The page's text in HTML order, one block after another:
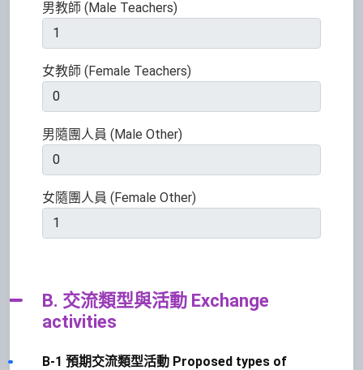
男教師 (Male Teachers)
女教師 (Female Teachers)
男隨團人員 (Male Other)
女隨團人員 (Female Other)
B. 交流類型與活動 Exchange
activities
B-1 預期交流類型活動 Proposed types of